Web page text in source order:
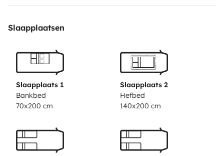
que lo pruebes, querrás más porque es simplemente
recomendaré lugares chulos y rutas para la caravana.
Slaapplaatsen
Slaapplaats 1
Bankbed
70x200 cm
Slaapplaats 2
Hefbed
140x200 cm